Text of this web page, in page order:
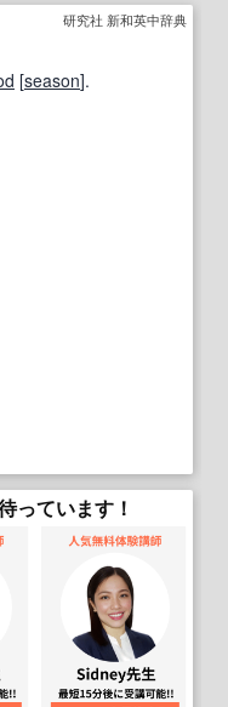
研究社 新和英中辞典
[season].
っています！